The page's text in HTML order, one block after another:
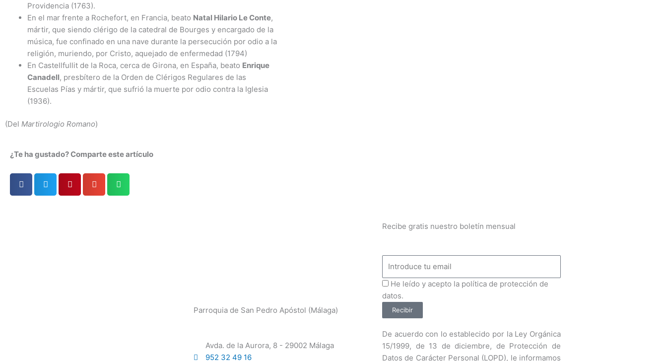
Providencia (1763).
En el mar frente a Rochefort, en Francia, beato Natal Hilario Le Conte,
mártir, que siendo clérigo de la catedral de Bourges y encargado de la
música, fue confinado en una nave durante la persecución por odio a la
religión, muriendo, por Cristo, aquejado de enfermedad (1794)
En Castellfullit de la Roca, cerca de Girona, en España, beato Enrique
Canadell, presbítero de la Orden de Clérigos Regulares de las
Escuelas Pías y mártir, que sufrió la muerte por odio contra la Iglesia
(1936).
(Del Martirologio Romano)
¿Te ha gustado? Comparte este artículo
Parroquia de San Pedro Apóstol (Málaga)
Avda. de la Aurora, 8 - 29002 Málaga
952 32 49 16
Recibe gratis nuestro boletín mensual
ProteccionDatos
He leído y acepto la política de protección de
datos.
Recibir
De acuerdo con lo establecido por la Ley Orgánica
15/1999, de 13 de diciembre, de Protección de
Datos de Carácter Personal (LOPD), le informamos